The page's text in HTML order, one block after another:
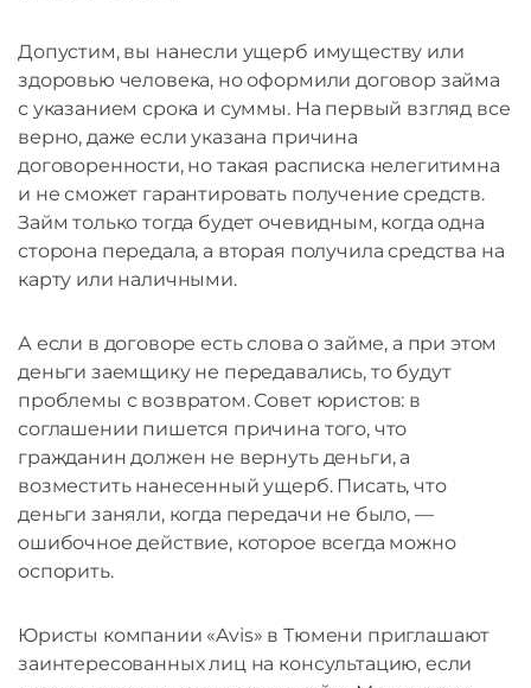
Допустим, вы нанесли ущерб имуществу или
здоровью человека, но оформили договор займа
с указанием срока и суммы. На первый взгляд все
верно, даже если указана причина
договоренности, но такая расписка нелегитимна
и не сможет гарантировать получение средств.
Займ только тогда будет очевидным, когда одна
сторона передала, а вторая получила средства на
карту или наличными.
А если в договоре есть слова о займе, а при этом
деньги заемщику не передавались, то будут
проблемы с возвратом. Совет юристов: в
соглашении пишется причина того, что
гражданин должен не вернуть деньги, а
возместить нанесенный ущерб. Писать, что
деньги заняли, когда передачи не было, —
ошибочное действие, которое всегда можно
оспорить.
Юристы компании «Avis» в Тюмени приглашают
заинтересованных лиц на консультацию, если